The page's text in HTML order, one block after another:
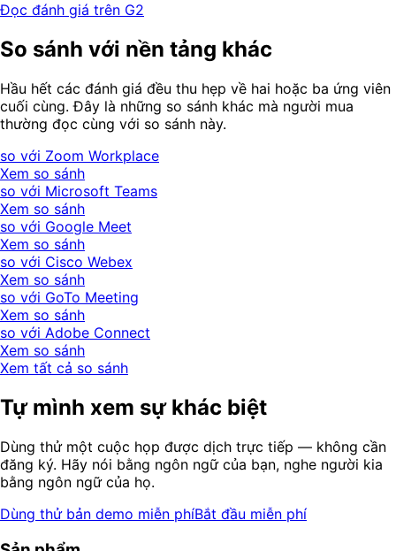
Đọc đánh giá trên G2
So sánh với nền tảng khác
Hầu hết các đánh giá đều thu hẹp về hai hoặc ba ứng viên
cuối cùng. Đây là những so sánh khác mà người mua
thường đọc cùng với so sánh này.
so với Zoom Workplace
Xem so sánh
so với Microsoft Teams
Xem so sánh
so với Google Meet
Xem so sánh
so với Cisco Webex
Xem so sánh
so với GoTo Meeting
Xem so sánh
so với Adobe Connect
Xem so sánh
Xem tất cả so sánh
Tự mình xem sự khác biệt
Dùng thử một cuộc họp được dịch trực tiếp — không cần
đăng ký. Hãy nói bằng ngôn ngữ của bạn, nghe người kia
bằng ngôn ngữ của họ.
Dùng thử bản demo miễn phíBắt đầu miễn phí